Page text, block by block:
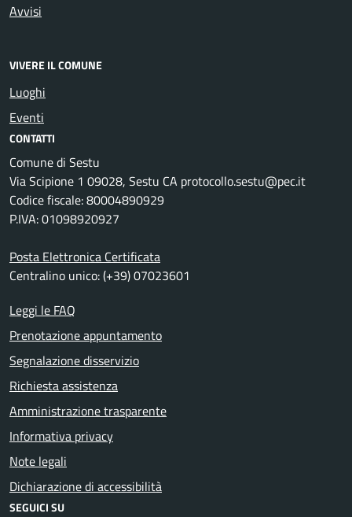
Avvisi
VIVERE IL COMUNE
Luoghi
Eventi
CONTATTI
Comune di Sestu
Via Scipione 1 09028, Sestu CA protocollo.sestu@pec.it
Codice fiscale: 80004890929
P.IVA: 01098920927
Posta Elettronica Certificata
Centralino unico: (+39) 07023601
Leggi le FAQ
Prenotazione appuntamento
Segnalazione disservizio
Richiesta assistenza
Amministrazione trasparente
Informativa privacy
Note legali
Dichiarazione di accessibilità
SEGUICI SU